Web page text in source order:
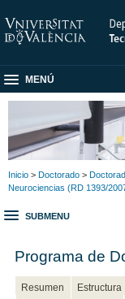
MENÚ
Inicio > Doctorado >
Neurociencias (RD 1393/
SUBMENU
Programa de
Resumen Estructura